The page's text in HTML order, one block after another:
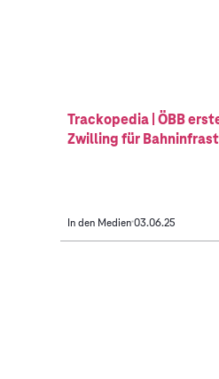
Trackopedia | ÖBB
Zwilling für
In den Medien 03.06.25